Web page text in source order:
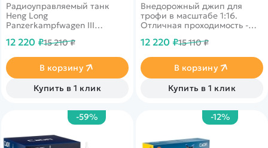
- 3848-1 V7.0
Радиоуправляемый танк
Heng Long
Panzerkampfwagen III
- 3848-1 V7.0 - это модель
PanzerKampfwagen III,
который отличается
замечательной
детализацией и хорошим
12 220 ₽15 210 ₽
В корзину
Купить в 1 клик
Внедорожный джип для
трофи в масштабе 1:16.
Отличная проходимость -
сверхмягкие шины с
покрытием, светодиодные
фары, влагозащита.
Стильный корпус ярко-
зеленого цвета.
12 220 ₽15 110 ₽
В корзину
Купить в 1 клик
-59% -12%